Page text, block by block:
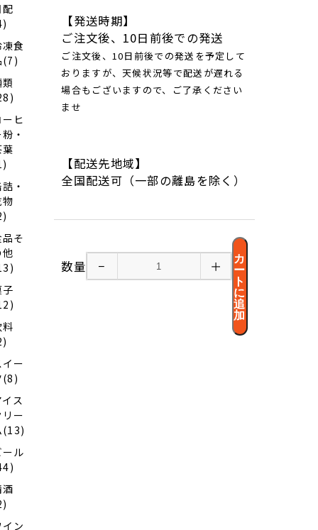
食
(7)
ヒ
・
・
そ
ー
(8)
ス
ー
(13)
ール
ン
【発送時期】
ご注文後、10日前後での発送
ご注文後、10日前後での発送を予定して
おりますが、天候状況等で配送が遅れる
場合もございますので、ご了承ください
ませ
【配送先地域】
全国配送可（一部の離島を除く）
数量 − ＋
カ
ー
ト
に
追
加